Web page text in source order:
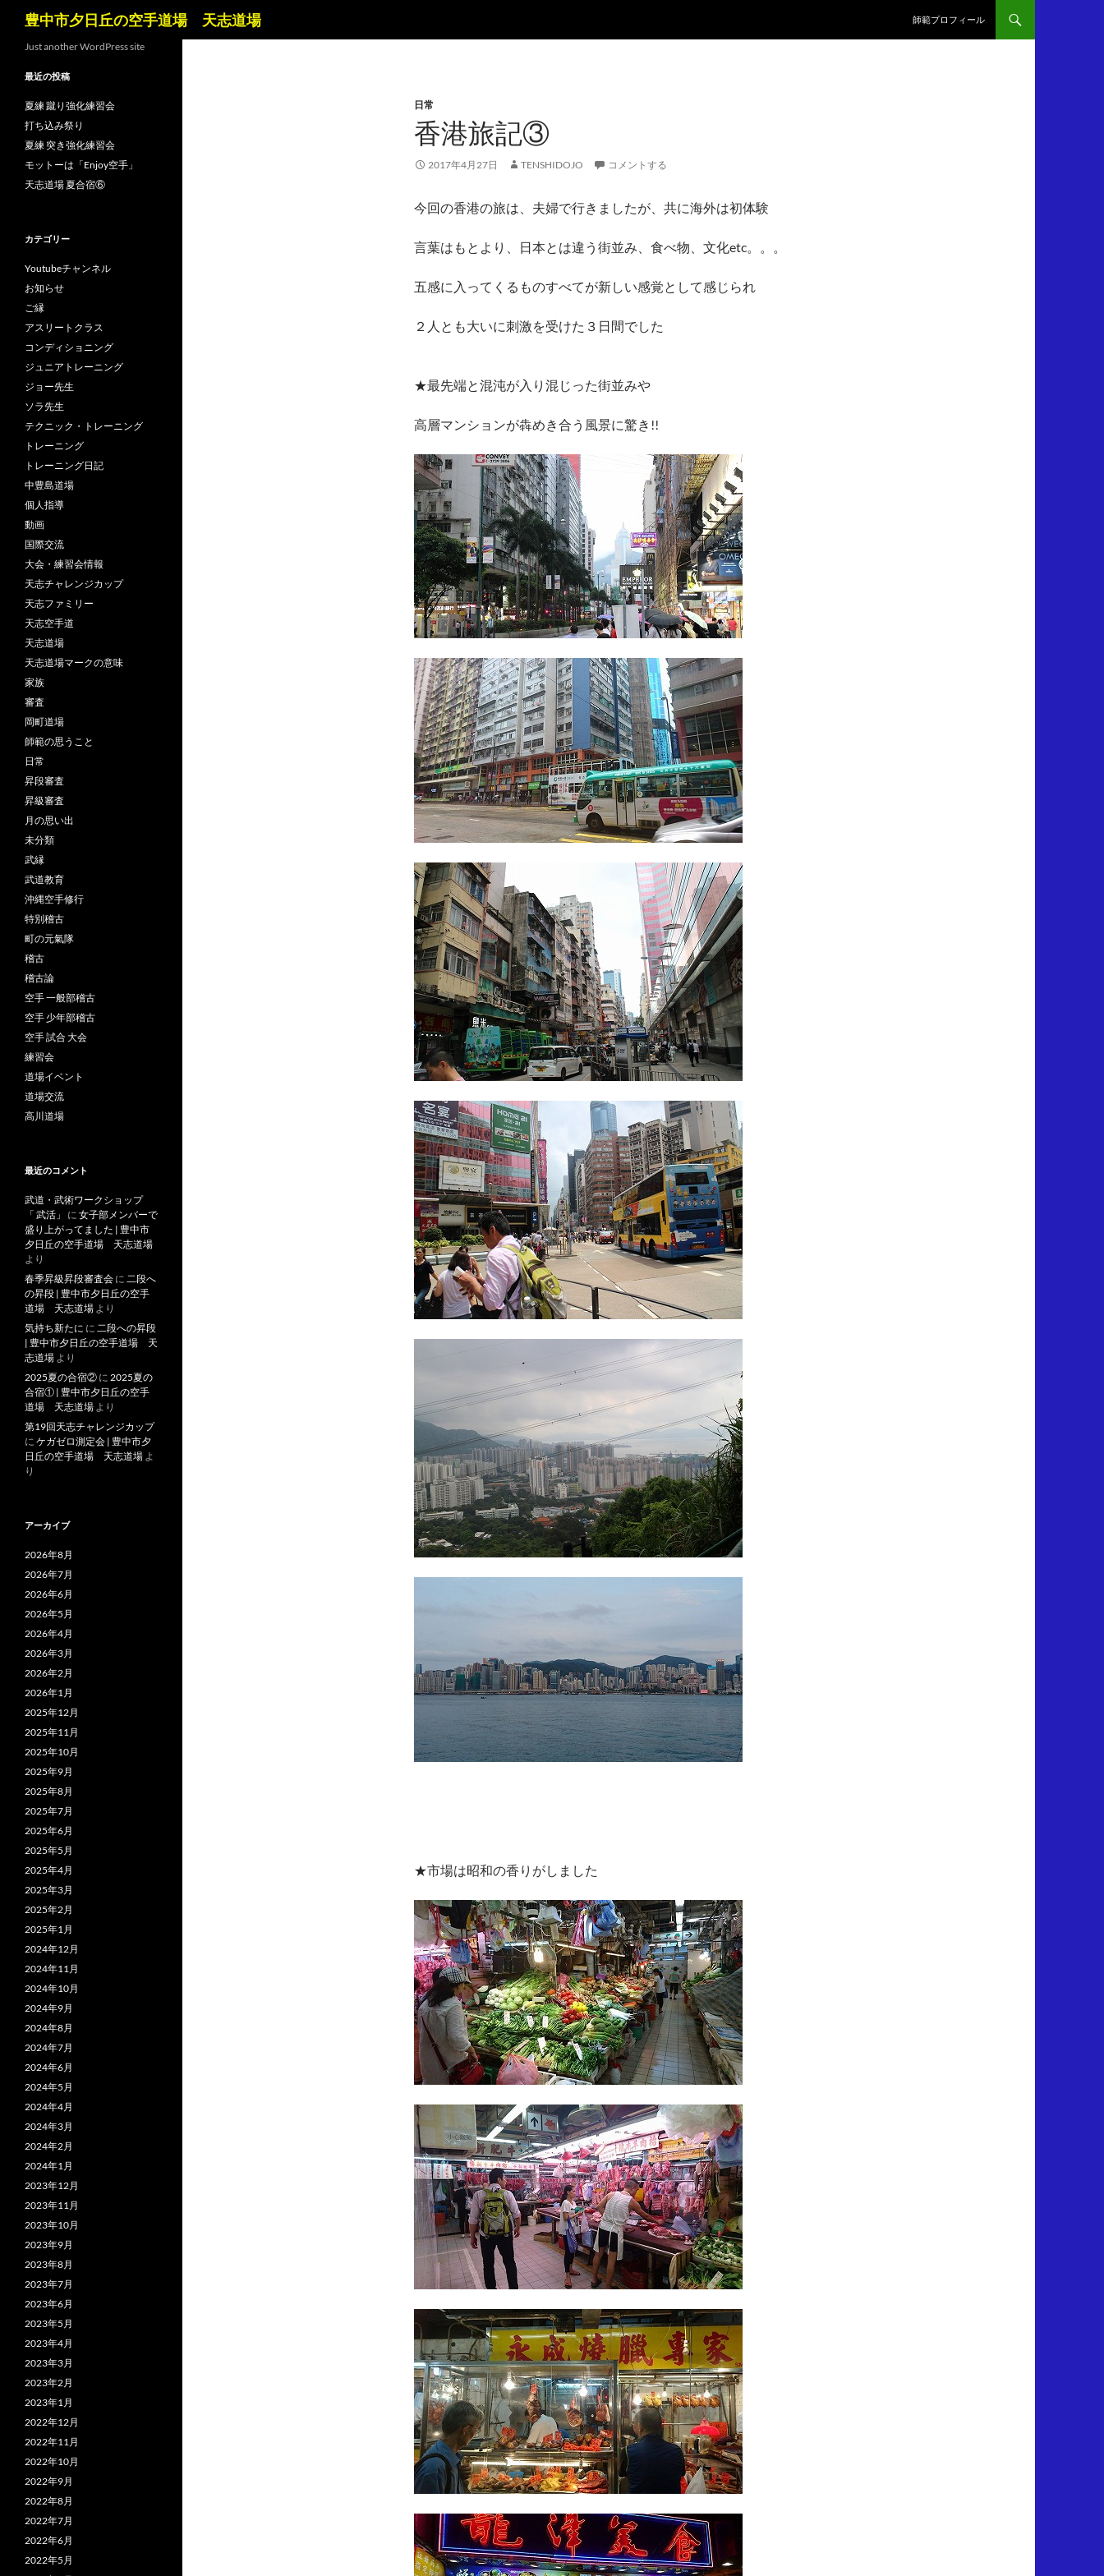
豊中市夕日丘の空手道場 天志道場 師範プロフィール
日常
香港旅記③
2017年4月27日 TENSHIDOJO コメントする
今回の香港の旅は、夫婦で行きましたが、共に海外は初体験
言葉はもとより、日本とは違う街並み、食べ物、文化etc。。。
五感に入ってくるものすべてが新しい感覚として感じられ
２人とも大いに刺激を受けた３日間でした
★最先端と混沌が入り混じった街並みや
高層マンションが犇めき合う風景に驚き!!
★市場は昭和の香りがしました
Just another WordPress site
最近の投稿
夏練 蹴り強化練習会
打ち込み祭り
夏練 突き強化練習会
モットーは「Enjoy空手」
天志道場 夏合宿⑥
カテゴリー
Youtubeチャンネル
お知らせ
ご縁
アスリートクラス
コンディショニング
ジュニアトレーニング
ジョー先生
ソラ先生
テクニック・トレーニング
トレーニング
トレーニング日記
中豊島道場
個人指導
動画
国際交流
大会・練習会情報
天志チャレンジカップ
天志ファミリー
天志空手道
天志道場
天志道場マークの意味
家族
審査
岡町道場
師範の思うこと
日常
昇段審査
昇級審査
月の思い出
未分類
武縁
武道教育
沖縄空手修行
特別稽古
町の元氣隊
稽古
稽古論
空手 一般部稽古
空手 少年部稽古
空手 試合 大会
練習会
道場イベント
道場交流
高川道場
最近のコメント
武道・武術ワークショップ
「 武活」
に 女子部メンバーで
盛り上がってました | 豊中市
夕日丘の空手道場 天志道場
より
春季昇級昇段審査会 に 二段へ
の昇段 | 豊中市夕日丘の空手
道場 天志道場 より
気持ち新たに に 二段への昇段
| 豊中市夕日丘の空手道場 天
志道場 より
2025夏の合宿② に 2025夏の
合宿① | 豊中市夕日丘の空手
道場 天志道場 より
第19回天志チャレンジカップ
に ケガゼロ測定会 | 豊中市夕
日丘の空手道場 天志道場 よ
り
アーカイブ
2026年8月
2026年7月
2026年6月
2026年5月
2026年4月
2026年3月
2026年2月
2026年1月
2025年12月
2025年11月
2025年10月
2025年9月
2025年8月
2025年7月
2025年6月
2025年5月
2025年4月
2025年3月
2025年2月
2025年1月
2024年12月
2024年11月
2024年10月
2024年9月
2024年8月
2024年7月
2024年6月
2024年5月
2024年4月
2024年3月
2024年2月
2024年1月
2023年12月
2023年11月
2023年10月
2023年9月
2023年8月
2023年7月
2023年6月
2023年5月
2023年4月
2023年3月
2023年2月
2023年1月
2022年12月
2022年11月
2022年10月
2022年9月
2022年8月
2022年7月
2022年6月
2022年5月